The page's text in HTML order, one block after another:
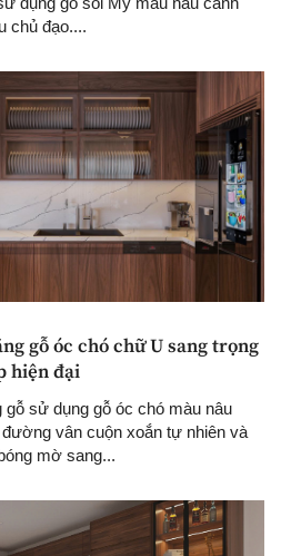
chủ đạo....
gỗ óc chó chữ U sang trọng
hiện đại
gỗ sử dụng gỗ óc chó màu nâu
vân cuộn xoắn tự nhiên và
mờ sang...